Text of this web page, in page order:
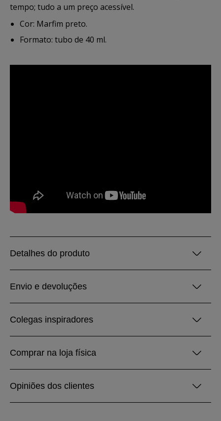
tempo; tudo a um preço acessível.
Cor: Marfim preto.
Formato: tubo de 40 ml.
Detalhes do produto
Envio e devoluções
Colegas inspiradores
Comprar na loja física
Opiniões dos clientes